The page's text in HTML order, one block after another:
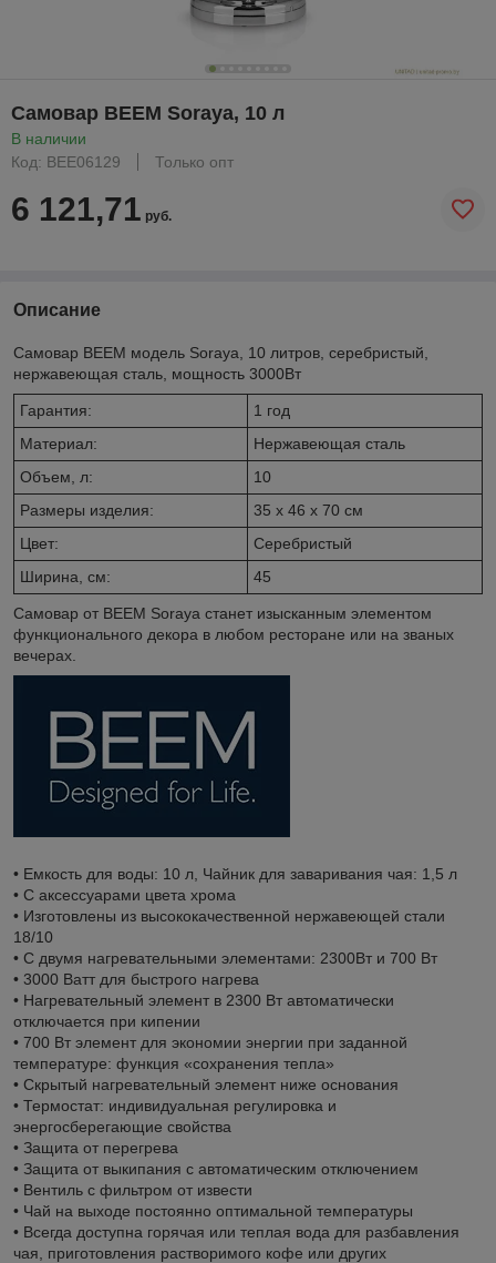
Самовар BEEM Soraya, 10 л
В наличии
Код: BEE06129
Только опт
6 121,71 руб.
Описание
Самовар BEEM модель Soraya, 10 литров, серебристый,
нержавеющая сталь, мощность 3000Вт
Гарантия:
1 год
Материал:
Нержавеющая сталь
Объем, л:
10
Размеры изделия:
35 x 46 x 70 см
Цвет:
Серебристый
Ширина, см:
45
Самовар от BEEM Soraya станет изысканным элементом
функционального декора в любом ресторане или на званых
вечерах.
• Емкость для воды: 10 л, Чайник для заваривания чая: 1,5 л
• С аксессуарами цвета хрома
• Изготовлены из высококачественной нержавеющей стали
18/10
• С двумя нагревательными элементами: 2300Вт и 700 Вт
• 3000 Ватт для быстрого нагрева
• Нагревательный элемент в 2300 Вт автоматически
отключается при кипении
• 700 Вт элемент для экономии энергии при заданной
температуре: функция «сохранения тепла»
• Скрытый нагревательный элемент ниже основания
• Термостат: индивидуальная регулировка и
энергосберегающие свойства
• Защита от перегрева
• Защита от выкипания с автоматическим отключением
• Вентиль с фильтром от извести
• Чай на выходе постоянно оптимальной температуры
• Всегда доступна горячая или теплая вода для разбавления
чая, приготовления растворимого кофе или других